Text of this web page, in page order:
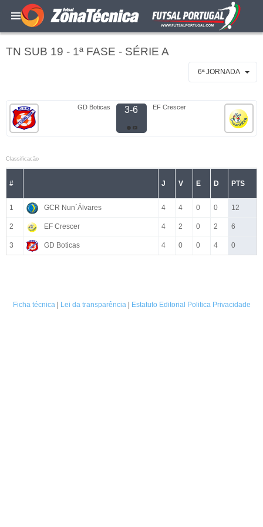
TN SUB 19 - 1ª FASE - SÉRIE A
6ª JORNADA
GD Boticas 3-6 EF Crescer
Classificacão
# J V E D PTS
1 GCR Nun´Álvares 4 4 0 0 12
2 EF Crescer 4 2 0 2 6
3 GD Boticas 4 0 0 4 0
Ficha técnica| Lei da transparência| Estatuto Editorial Politica Privacidade